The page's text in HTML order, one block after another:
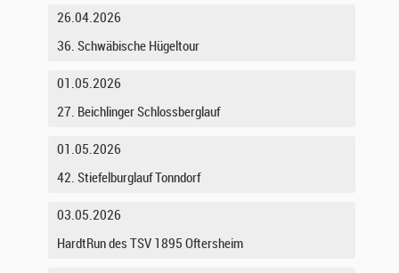
26.04.2026
36. Schwäbische Hügeltour
01.05.2026
27. Beichlinger Schlossberglauf
01.05.2026
42. Stiefelburglauf Tonndorf
03.05.2026
HardtRun des TSV 1895 Oftersheim